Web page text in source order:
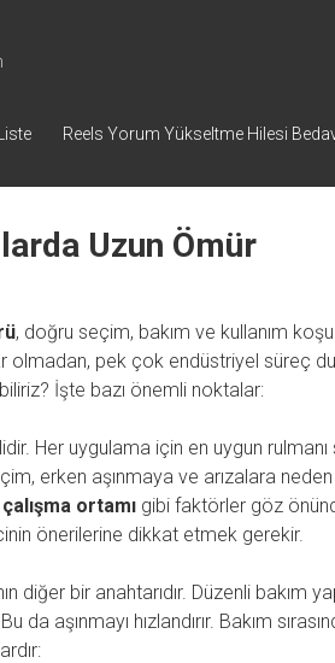
Liste Reels Yorum Yükseltme Hilesi
Uzun Ömür
, doğru seçim, bakım ve kullanım
olmadan, pek çok endüstriyel süreç
İşte bazı önemli noktalar:
Her uygulama için en uygun
erken aşınmaya ve arızalara
çalışma ortamıgibi faktörler göz
önerilerine dikkat etmek gerekir.
diğer bir anahtarıdır. Düzenli bakım
da aşınmayı hızlandırır. Bakım